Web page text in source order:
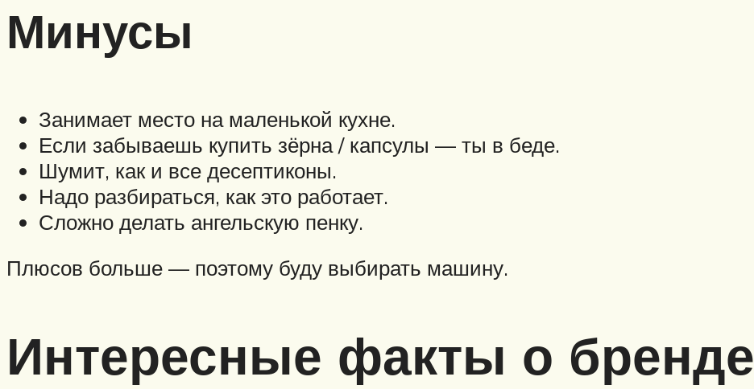
Минусы
Занимает место на маленькой кухне.
Если забываешь купить зёрна / капсулы — ты в беде.
Шумит, как и все десептиконы.
Надо разбираться, как это работает.
Сложно делать ангельскую пенку.
Плюсов больше — поэтому буду выбирать машину.
Интересные факты о бренде